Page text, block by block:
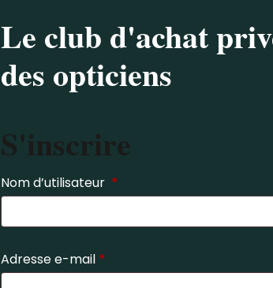
Le club d'achat
des opticiens
S'inscrire
Nom d’utilisateur *
Adresse e-mail *